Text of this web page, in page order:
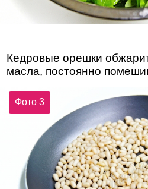
Кедровые орешки
масла, постоянно
Фото 3